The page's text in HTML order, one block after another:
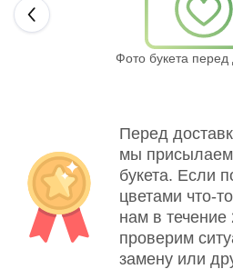
Фото букета перед
Перед
мы присылаем
букета. Если
цветами что-
нам в
проверим
замену или